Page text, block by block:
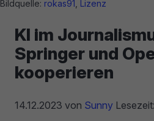
Bildquelle: rokas91 Lizenz
KI im
Springer und
kooperieren
14.12.2023 von Sunny